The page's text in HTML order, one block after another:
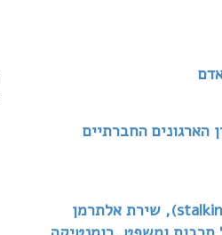
הארגונים החברתיים
אהבה עזה כמוות או הטרדה מאיימת? – תרבות ומשפט, הטרדה מאיימת (stalking), שירת אלתרמן